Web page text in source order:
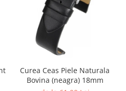
Curea Ceas Piele Naturala
Bovina (neagra) 18mm